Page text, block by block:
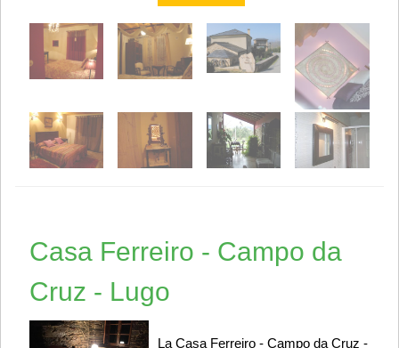
Casa Ferreiro - Campo da
Cruz - Lugo
La Casa Ferreiro - Campo da Cruz -